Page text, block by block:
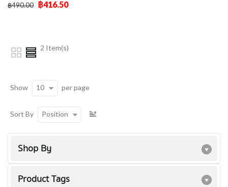
฿490.00 ฿416.50
2 Item(s)
Show 10 per page
Sort By Position
Shop By
Product Tags